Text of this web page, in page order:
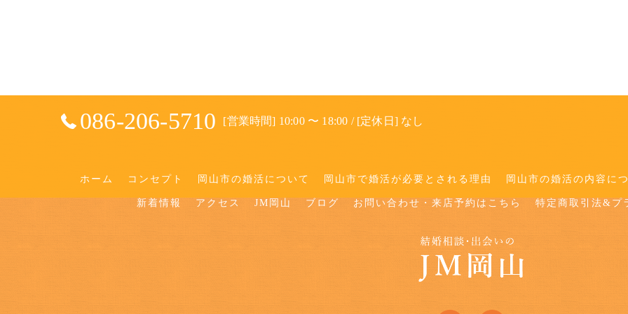
086-206-5710 [営業時間] 10:00 〜 18:00 / [定休日] なし
ホーム コンセプト 岡山市の婚活について 岡山市で婚活が必要とされる理由 岡山市の婚活の内容に
新着情報 アクセス JM岡山 ブログ お問い合わせ・来店予約はこちら 特定商取引法&プ